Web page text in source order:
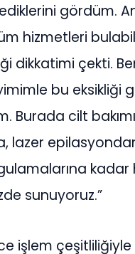
gördüm.
hizmetleri
dikkatimi çekti.
bu eksikliği
Burada cilt
lazer
kadar
sunuyoruz.”
işlem çeşitliliğiyle